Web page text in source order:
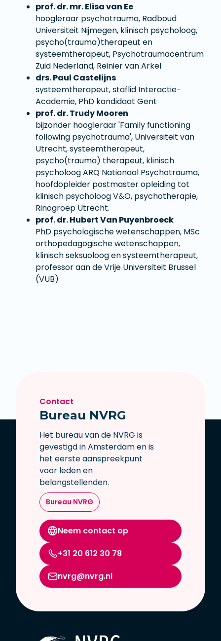
prof. dr. mr. Elisa van Ee
hoogleraar psychotrauma, Radboud
Universiteit Nijmegen, klinisch psycholoog,
psycho(trauma)therapeut en
systeemtherapeut, Psychotraumacentrum
Zuid Nederland, Reinier van Arkel
drs. Paul Castelijns
systeemtherapeut, staflid Interactie-
Academie, PhD kandidaat Gent
prof. dr. Trudy Mooren
bijzonder hoogleraar 'Family functioning
following psychotrauma', Universiteit van
Utrecht, systeemtherapeut,
psycho(trauma) therapeut, klinisch
psycholoog ARQ Nationaal Psychotrauma,
hoofdopleider postmaster opleiding tot
klinisch psycholoog V&O, psychotherapie,
Rinogroep Utrecht.
prof. dr. Hubert Van Puyenbroeck
PhD psychologische wetenschappen, MSc
orthopedagogische wetenschappen,
klinisch seksuoloog en systeemtherapeut,
professor aan de Vrije Universiteit Brussel
(VUB)
Contact
Bureau NVRG
Het bureau van de NVRG is
gevestigd in Amsterdam en is
het eerste aanspreekpunt
voor leden en
belangstellenden.
Bureau NVRG
Neem contact op
+31 20 612 30 78
nvrg@nvrg.nl